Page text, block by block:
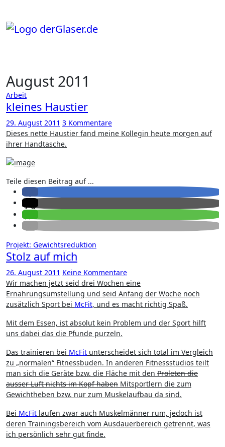
springen
August 2011
Arbeit
kleines Haustier
29. August 2011 3 Kommentare
Dieses nette Haustier fand meine Kollegin heute morgen auf
ihrer Handtasche.
Teile diesen Beitrag auf ...
Projekt: Gewichtsreduktion
Stolz auf mich
26. August 2011 Keine Kommentare
Wir machen jetzt seid drei Wochen eine
Ernahrungsumstellung und seid Anfang der Woche noch
zusätzlich Sport bei McFit, und es macht richtig Spaß.
Mit dem Essen, ist absolut kein Problem und der Sport hilft
uns dabei das die Pfunde purzeln.
Das trainieren bei McFit unterscheidet sich total im Vergleich
zu „normalen“ Fitnessbuden. In anderen Fitnessstudios teilt
man sich die Geräte bzw. die Fläche mit den Proleten die
ausser Luft nichts im Kopf haben Mitsportlern die zum
Gewichtheben bzw. nur zum Muskelaufbau da sind.
Bei McFit laufen zwar auch Muskelmänner rum, jedoch ist
deren Trainingsbereich vom Ausdauerbereich getrennt, was
ich persönlich sehr gut finde.